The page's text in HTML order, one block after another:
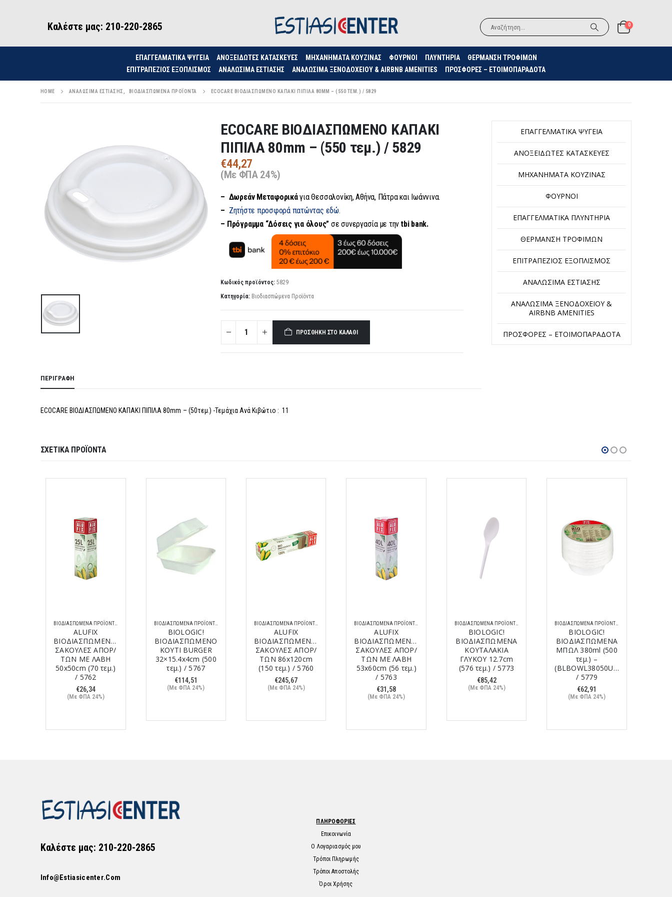
Καλέστε μας: 210-220-2865 0
ΕΠΑΓΓΕΛΜΑΤΙΚΑ ΨΥΓΕΙΑ ΑΝΟΞΕΊΔΩΤΕΣ ΚΑΤΑΣΚΕΥΈΣ ΜΗΧΑΝΉΜΑΤΑ ΚΟΥΖΊΝΑΣ ΦΟΥΡΝΟΙ ΠΛΥΝΤΗΡΙΑ
ΘΈΡΜΑΝΣΗ ΤΡΟΦΊΜΩΝ
ΕΠΙΤΡΑΠΈΖΙΟΣ ΕΞΟΠΛΙΣΜΌΣ
ΑΝΑΛΏΣΙΜΑ ΕΣΤΊΑΣΗΣ ΑΝΑΛΏΣΙΜΑ ΞΕΝΟΔΟΧΕΊΟΥ & AIRBNB AMENITIES ΠΡΟΣΦΟΡΈΣ – ΕΤΟΙΜΟΠΑΡΆΔΟΤΑ
HOME ΑΝΑΛΏΣΙΜΑ ΕΣΤΊΑΣΗΣ ΒΙΟΔΙΑΣΠΏΜΕΝΑ ΠΡΟΪΌΝΤΑ ECOCARE ΒΙΟΔΙΑΣΠΩΜΕΝΟ ΚΑΠΑΚΙ ΠΙΠΙΛΑ 80MM – (550 ΤΕΜ.) / 5829
ECOCARE ΒΙΟΔΙΑΣΠΩΜΕΝΟ ΚΑΠΑΚΙ
ΠΙΠΙΛΑ 80mm – (550 τεμ.) / 5829
€44,27
(Με ΦΠΑ 24%)
– Δωρεάν Μεταφορικάγια Θεσσαλονίκη, Αθήνα, Πάτρα και Ιωάννινα.
– Ζητήστε προσφορά πατώντας εδώ.
– Πρόγραμμα “Δόσεις για όλους” σε συνεργασία με την tbi bank.
Κωδικός προϊόντος:5829
Κατηγορία: Βιοδιασπώμενα Προϊόντα
ΠΡΟΣΘΉΚΗ ΣΤΟ ΚΑΛΆΘΙ
ΠΕΡΙΓΡΑΦΉ
ECOCARE ΒΙΟΔΙΑΣΠΩΜΕΝΟ ΚΑΠΑΚΙ ΠΙΠΙΛΑ 80mm – (50τεμ.) -Τεμάχια Ανά Κιβώτιο : 11
ΕΠΑΓΓΕΛΜΑΤΙΚΆ ΨΥΓΕΊΑ
ΑΝΟΞΕΊΔΩΤΕΣ ΚΑΤΑΣΚΕΥΈΣ
ΜΗΧΑΝΉΜΑΤΑ ΚΟΥΖΊΝΑΣ
ΦΟΎΡΝΟΙ
ΕΠΑΓΓΕΛΜΑΤΙΚΆ ΠΛΥΝΤΉΡΙΑ
ΘΈΡΜΑΝΣΗ ΤΡΟΦΊΜΩΝ
ΕΠΙΤΡΑΠΈΖΙΟΣ ΕΞΟΠΛΙΣΜΌΣ
ΑΝΑΛΏΣΙΜΑ ΕΣΤΊΑΣΗΣ
ΑΝΑΛΏΣΙΜΑ ΞΕΝΟΔΟΧΕΊΟΥ &
AIRBNB AMENITIES
ΠΡΟΣΦΟΡΈΣ – ΕΤΟΙΜΟΠΑΡΆΔΟΤΑ
ΣΧΕΤΙΚΆ ΠΡΟΪΌΝΤΑ
ALUFIX
ΒΙΟΔΙΑΣΠΩΜΕΝΕΣ
ΣΑΚΟΥΛΕΣ ΑΠΟΡ/
ΤΩΝ ΜΕ ΛΑΒΗ
50x50cm (70 τεμ.)
/ 5762
€26,34
(Με ΦΠΑ 24%)
ΒΙΟΔΙΑΣΠΏΜΕΝΑ ΠΡΟΪΌΝΤΑ
BIOLOGIC!
ΒΙΟΔΙΑΣΠΩΜΕΝO
ΚΟΥΤΙ BURGER
32×15.4x4cm (500
τεμ.) / 5767
€114,51
(Με ΦΠΑ 24%)
ALUFIX
ΒΙΟΔΙΑΣΠΩΜΕΝΕΣ
ΣΑΚΟΥΛΕΣ ΑΠΟΡ/
ΤΩΝ 86x120cm
(150 τεμ.) / 5760
€245,67
(Με ΦΠΑ 24%)
ALUFIX
ΒΙΟΔΙΑΣΠΩΜΕΝΕΣ
ΣΑΚΟΥΛΕΣ ΑΠΟΡ/
ΤΩΝ ΜΕ ΛΑΒΗ
53x60cm (56 τεμ.)
/ 5763
€31,58
(Με ΦΠΑ 24%)
ΒΙΟΔΙΑΣΠΏΜΕΝΑ ΠΡΟΪΌΝΤΑ ΠΛΑΣΤΙΚΆ ΜΑΧΑΙΡΟΠΉΡΟΥΝΑ-ΚΟΥΤΆΛΙΑ ΜΙΑΣ ΧΡΉΣΗΣ
BIOLOGIC!
ΒΙΟΔΙΑΣΠΩΜΕΝΑ
ΚΟΥΤΑΛΑΚΙΑ
ΓΛΥΚΟΥ 12.7cm
(576 τεμ.) / 5773
€85,42
(Με ΦΠΑ 24%)
BIOLOGIC!
ΒΙΟΔΙΑΣΠΩΜΕΝΑ
ΜΠΩΛ 380ml (500
τεμ.) –
(BLBOWL38050UNI)
/ 5779
€62,91
(Με ΦΠΑ 24%)
Καλέστε μας: 210-220-2865
Info@estiasicenter.com
ΠΛΗΡΟΦΟΡΙΕΣ
Επικοινωνία
Ο Λογαριασμός μου
Τρόποι Πληρωμής
Τρόποι Αποστολής
Όροι Χρήσης